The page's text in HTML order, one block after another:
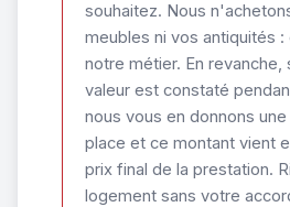
souhaitez. Nous
meubles ni vos antiquités
notre métier. En revanche,
valeur est constaté
nous vous en donnons
place et ce montant vient
prix final de la prestation.
logement sans votre